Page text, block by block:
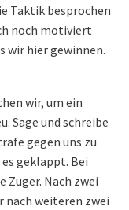
Taktik besprochen
noch motiviert
wir hier gewinnen.
wir, um ein
Sage und schreibe
gegen uns zu
geklappt. Bei
Zuger. Nach zwei
weiteren zwei